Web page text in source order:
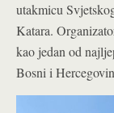
utakmicu
Katara.
kao jedan od
Bosni i